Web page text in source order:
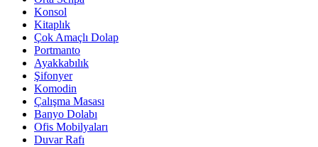
Konsol
Kitaplık
Çok Amaçlı Dolap
Portmanto
Ayakkabılık
Şifonyer
Komodin
Çalışma Masası
Banyo Dolabı
Ofis Mobilyaları
Duvar Rafı